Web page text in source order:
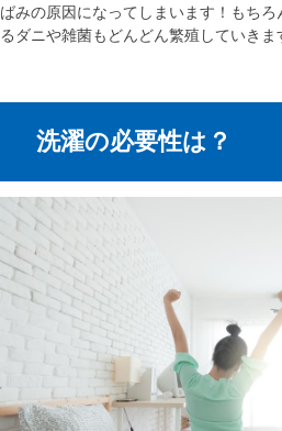
ばみの原因になってしまいます！もち
るダニや雑菌もどんどん繁殖していきま
洗濯の必要性は？